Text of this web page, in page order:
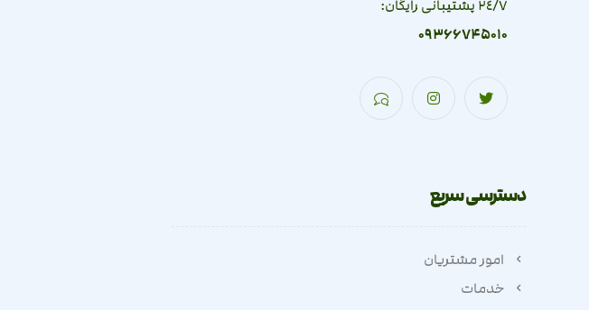
٢٤/٧ پشتیبانی رایگان:
09366745010
دسترسی سریع
امور مشتریان
خدمات